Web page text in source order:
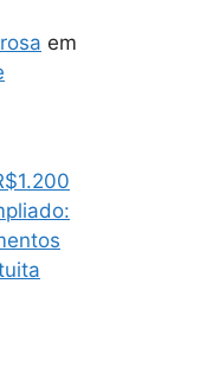
em